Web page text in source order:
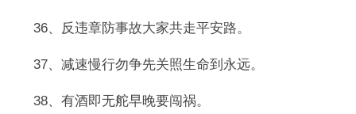
36、反违章防事故大家共走平安路。
37、减速慢行勿争先关照生命到永远。
38、有酒即无舵早晚要闯祸。